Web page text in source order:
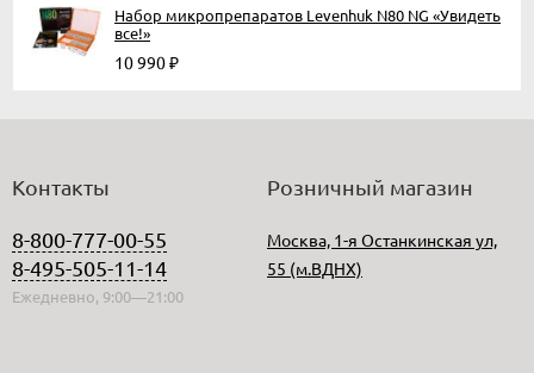
Набор микропрепаратов Levenhuk N80 NG «Увидеть
все!»
10 990₽
Контакты
8-800-777-00-55
8-495-505-11-14
Ежедневно, 9:00—21:00
Розничный магазин
Москва, 1-я Останкинская ул,
55 (м.ВДНХ)